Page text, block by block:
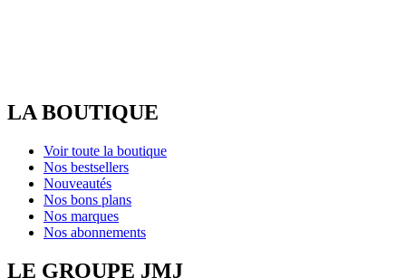
LA BOUTIQUE
Voir toute la boutique
Nos bestsellers
Nouveautés
Nos bons plans
Nos marques
Nos abonnements
LE GROUPE JMJ